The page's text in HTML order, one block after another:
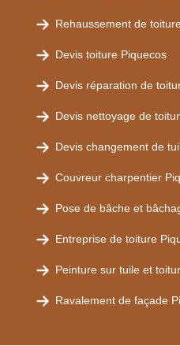
Rehaussement de
Devis toiture Piquecos
Devis réparation de
Devis nettoyage de
Devis changement de
Couvreur charpentier
Pose de bâche et
Entreprise de toiture
Peinture sur tuile et
Ravalement de façade